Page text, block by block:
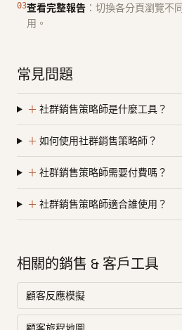
03查看完整報告 ： 切換各分頁瀏覽不
用。
常見問題
＋ 社群銷售策略師是什麼工具？
＋ 如何使用社群銷售策略師？
＋ 社群銷售策略師需要付費嗎？
＋ 社群銷售策略師適合誰使用？
相關的銷售 & 客戶工具
顧客反應模擬